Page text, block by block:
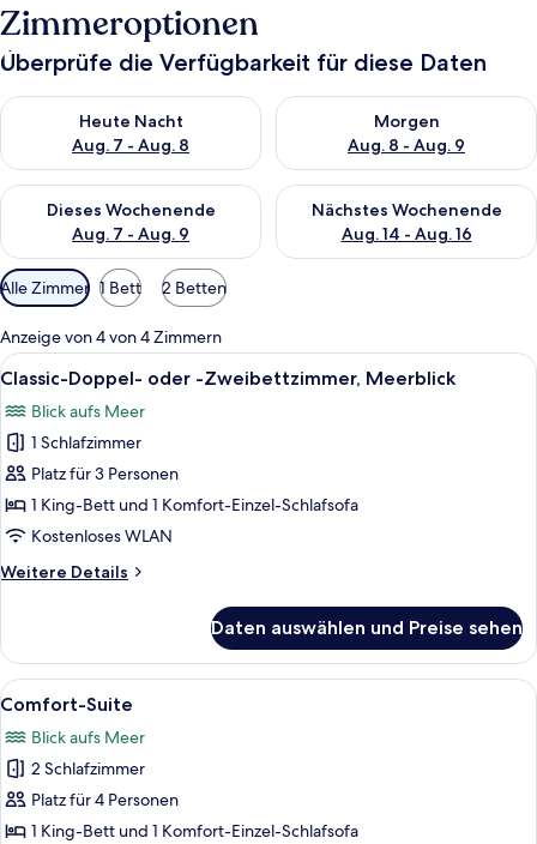
Zimmeroptionen
Überprüfe die Verfügbarkeit für diese Daten
Heute Nacht
Aug. 7 - Aug. 8
Überprüfe die Verfügbarkeit für heute Nacht, Aug. 7 - Aug. 8.
Morgen
Aug. 8 - Aug. 9
Überprüfe die Verfügbarkeit
Dieses Wochenende
Aug. 7 - Aug. 9
Überprüfe die Verfügbarkeit für dieses Wochenende, Aug. 7
Nächstes Wochenende
Aug. 14 - Aug. 16
Überprüfe die Verfügbarkeit
Verfügbare
Filter
für
Zimmer
Alle Zimmer 1 Bett 2 Betten
Anzeige von 4 von 4 Zimmern
Alle
Fotos
für
Classic-
Doppel-
oder
-
Meerblick
Ein Hotelzimmer mit zwei Betten,
11
Classic-Doppel- oder -Zweibettzimmer, Meerblick
Blick aufs Meer
1 Schlafzimmer
Platz für 3 Personen
1 King-Bett und 1 Komfort-Einzel-Schlafsofa
Kostenloses WLAN
Weitere Details
Weitere
Doppel-
oder
-
Meerblick
Daten auswählen und Preise sehen
Alle
Fotos
für
Comfort-
Suite
anzeigen
Ein Schlafzimmer mit Bett,
8
Comfort-Suite
Blick aufs Meer
2 Schlafzimmer
Platz für 4 Personen
1 King-Bett und 1 Komfort-Einzel-Schlafsofa